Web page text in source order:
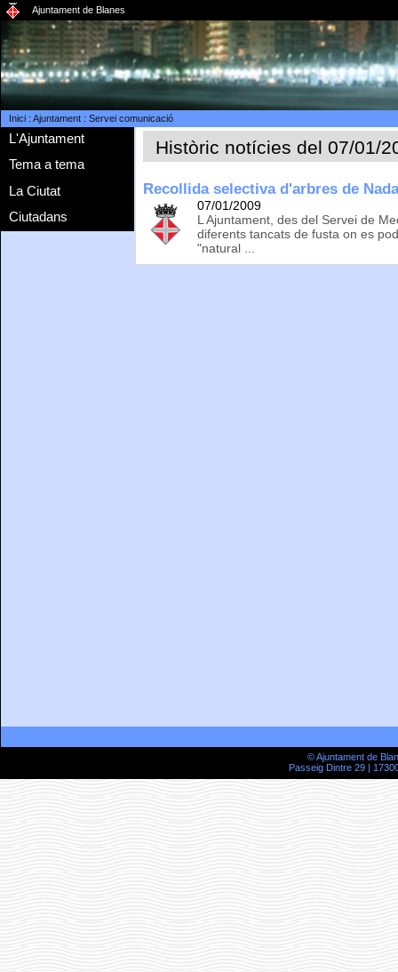
Ajuntament de Blanes
Inici: Ajuntament: Servei comunicació
L'Ajuntament
Tema a tema
La Ciutat
Ciutadans
Històric notícies del 07/01/
Recollida selectiva d'arbres de
07/01/2009
L Ajuntament, des del Servei de
diferents tancats de fusta on es
"natural ...
© Ajuntament de
Passeig Dintre 29 |